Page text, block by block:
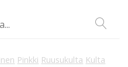
Pinkki Ruusukulta Kulta